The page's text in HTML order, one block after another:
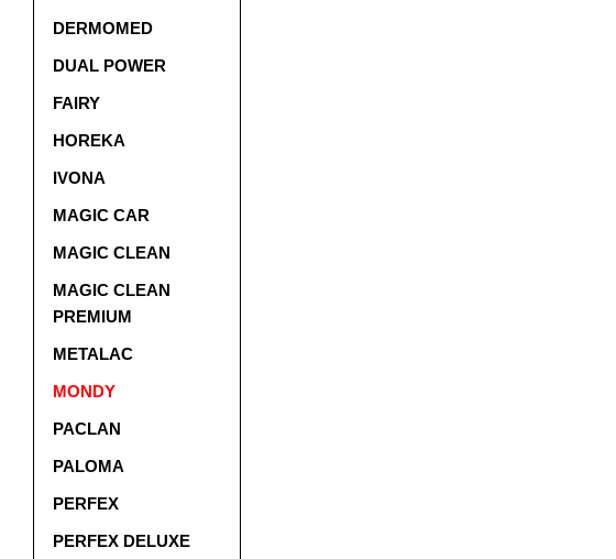
DERMOMED
DUAL POWER
FAIRY
HOREKA
IVONA
MAGIC CAR
MAGIC CLEAN
MAGIC CLEAN
PREMIUM
METALAC
MONDY
PACLAN
PALOMA
PERFEX
PERFEX DELUXE